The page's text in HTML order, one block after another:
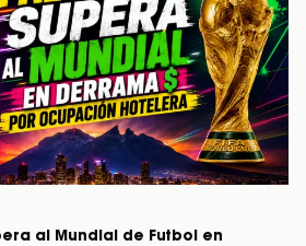
al Mundial de Futbol en